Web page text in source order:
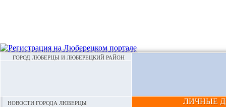
ГОРОД ЛЮБЕРЦЫ И ЛЮБЕРЕЦКИЙ РАЙОН
Новости города Люберцы
ЛИЧНЫЕ